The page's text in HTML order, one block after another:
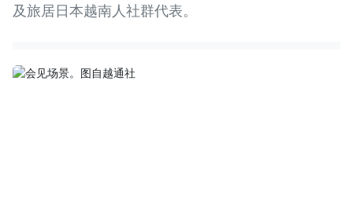
及旅居日本越南人社群代表。